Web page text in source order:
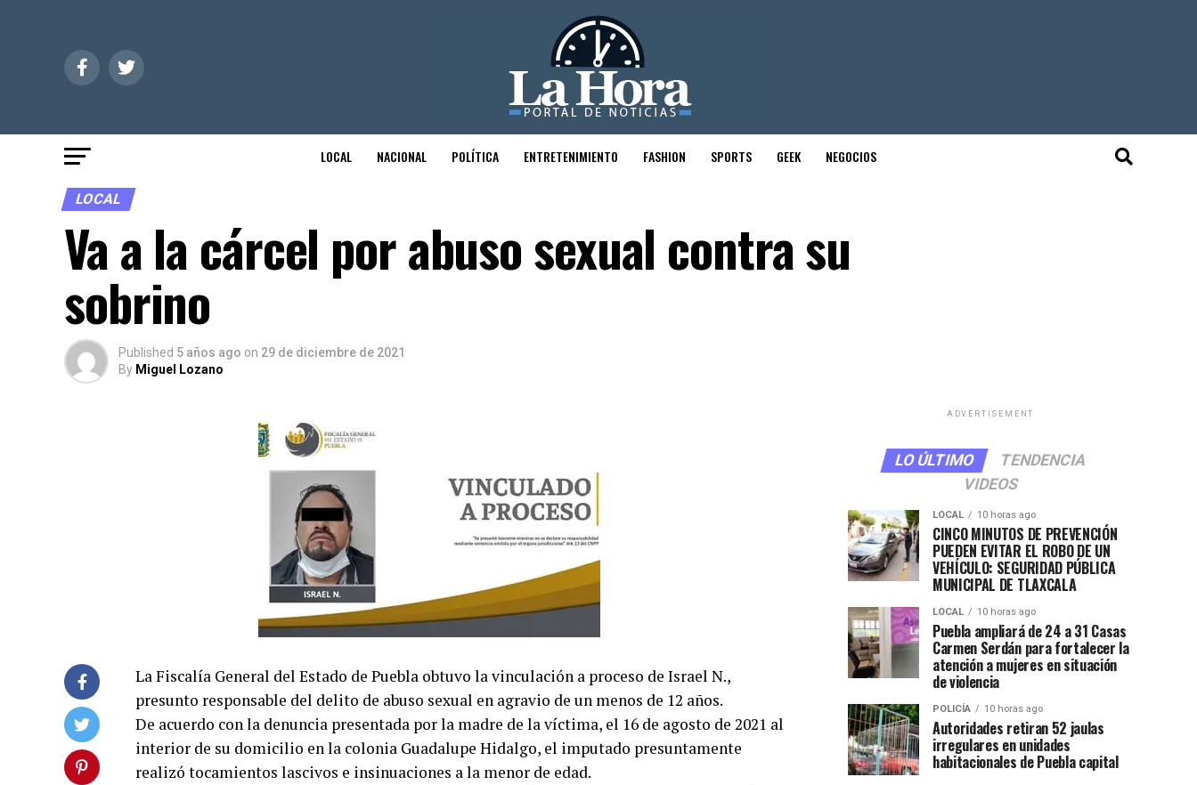
LOCAL NACIONAL POLÍTICA ENTRETENIMIENTO FASHION SPORTS GEEK NEGOCIOS
LOCAL
Va a la cárcel por abuso sexual contra su
sobrino
Published 5 años ago on 29 de diciembre de 2021
By Miguel Lozano
La Fiscalía General del Estado de Puebla obtuvo la vinculación a proceso de Israel N.,
presunto responsable del delito de abuso sexual en agravio de un menos de 12 años.
De acuerdo con la denuncia presentada por la madre de la víctima, el 16 de agosto de 2021 al
interior de su domicilio en la colonia Guadalupe Hidalgo, el imputado presuntamente
realizó tocamientos lascivos e insinuaciones a la menor de edad.
ADVERTISEMENT
LO ÚLTIMO
TENDENCIA
VIDEOS
LOCAL 10 horas ago
CINCO MINUTOS DE PREVENCIÓN
PUEDEN EVITAR EL ROBO DE UN
VEHÍCULO: SEGURIDAD PÚBLICA
MUNICIPAL DE TLAXCALA
LOCAL 10 horas ago
Puebla ampliará de 24 a 31 Casas
Carmen Serdán para fortalecer la
atención a mujeres en situación
de violencia
POLICÍA 10 horas ago
Autoridades retiran 52 jaulas
irregulares en unidades
habitacionales de Puebla capital